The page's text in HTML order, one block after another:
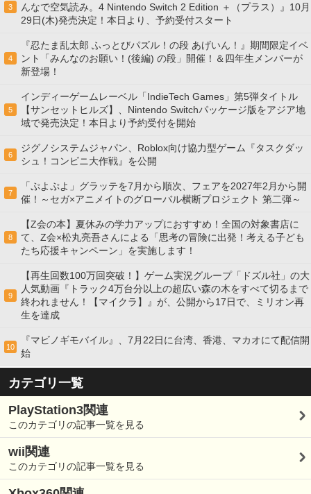
3
んなで空気読み。4 Nintendo Switch 2 Edition ＋（プラス）』10月
29日(木)発売決定！本日より、予約受付スタート
4
『忍たま乱太郎 ふっとびパズル！の段 あげいん！』期間限定イベ
ント「みんなのお願い！(後編) の段」開催！＆四年生メンバーが
新登場！
5
インディーゲームレーベル「IndieTech Games」第5弾タイトル
【サンセットヒルズ】、Nintendo Switchパッケージ版をアジア地
域で発売決定！本日より予約受付を開始
6
ジグノシステムジャパン、Roblox向け協力型ゲーム『タスクダッ
シュ！コンビニ大作戦』を公開
7
「ぷよぷよ」グラッテを7月から順次、フェアを2027年2月から開
催！～セガ×アニメイトのグローバル横断プロジェクト 第二弾～
8
【Z会の本】夏休みの学力アップにおすすめ！全国の対象書店に
て、Z会×松丸亮吾さんによる「思考の冒険に出発！考える子ども
たち応援キャンペーン」を実施します！
9
【再生回数100万回突破！】ゲーム実況グループ「ドズル社」の大
人気動画『トラック4万台分以上の超広い森の木をすべて切るまで
終われません！【マイクラ】』が、公開から17日で、ミリオン再
生を達成
10
『マビノギモバイル』、7月22日に台湾、香港、マカオにて配信開
始
カテゴリ一覧
PlayStation3関連
このカテゴリの記事一覧を見る
wii関連
このカテゴリの記事一覧を見る